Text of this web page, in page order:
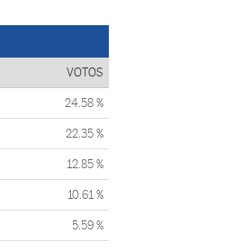
VOTOS
24.58 %
22.35 %
12.85 %
10.61 %
5.59 %